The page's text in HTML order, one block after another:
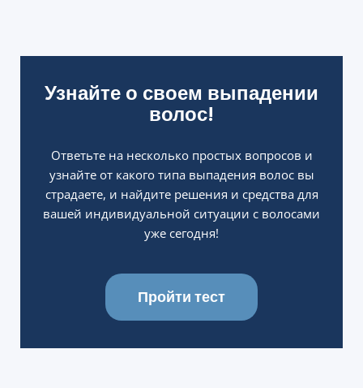
Узнайте о своем выпадении
волос!
Ответьте на несколько простых вопросов и
узнайте от какого типа выпадения волос вы
страдаете, и найдите решения и средства для
вашей индивидуальной ситуации с волосами
уже сегодня!
Пройти тест